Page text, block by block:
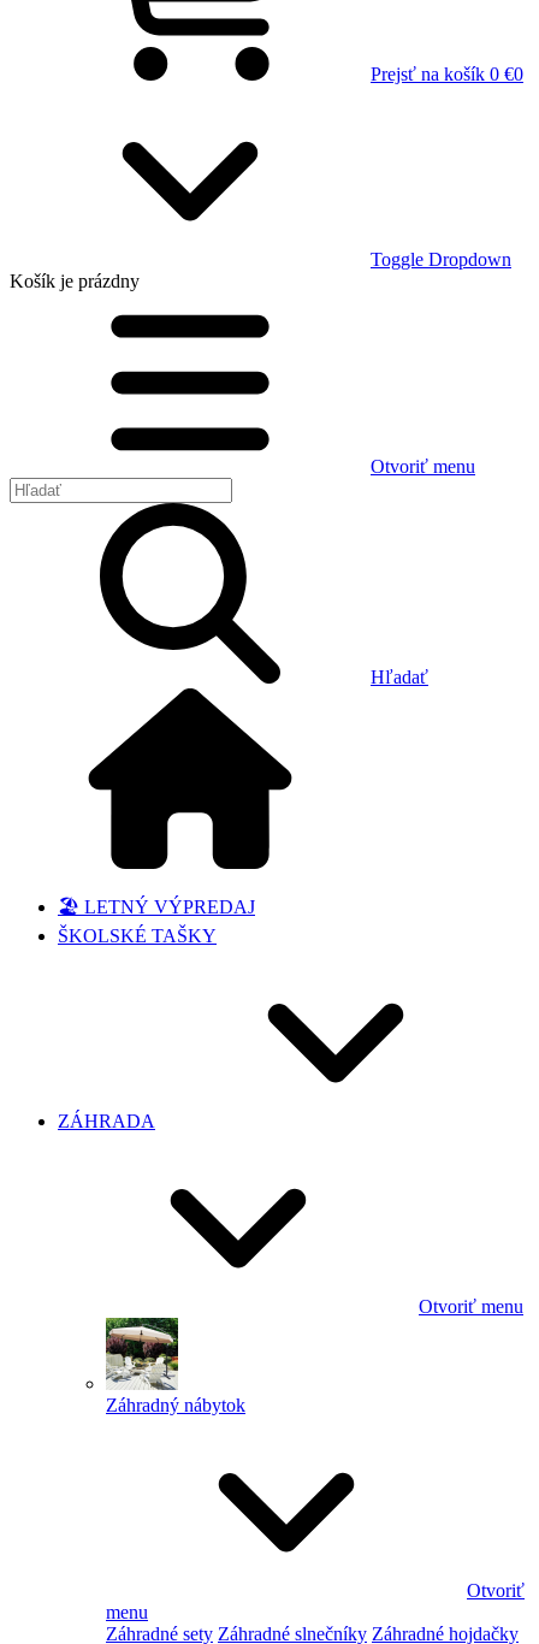
Prejsť na košík 0 €0
Toggle Dropdown
Košík je prázdny
Otvoriť menu
Hľadať
🏖️ LETNÝ VÝPREDAJ
ŠKOLSKÉ TAŠKY
ZÁHRADA
Otvoriť menu
Záhradný nábytok
Otvoriť
menu
Záhradné sety Záhradné slnečníky Záhradné hojdačky